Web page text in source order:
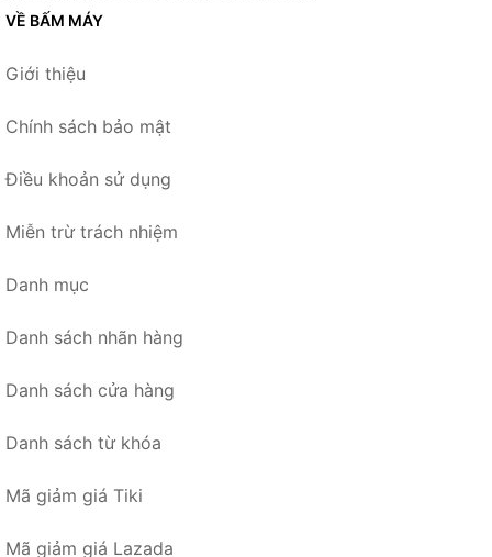
VỀ BẤM MÁY
Giới thiệu
Chính sách bảo mật
Điều khoản sử dụng
Miễn trừ trách nhiệm
Danh mục
Danh sách nhãn hàng
Danh sách cửa hàng
Danh sách từ khóa
Mã giảm giá Tiki
Mã giảm giá Lazada